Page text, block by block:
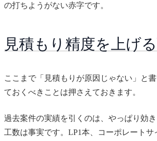
の打ちようがない赤字です。
見積もり精度を上げ
ここまで「見積もりが原因じゃない」と
ておくべきことは押さえておきます。
過去案件の実績を引くのは、やっぱり効
工数は事実です。LP1本、コーポレート